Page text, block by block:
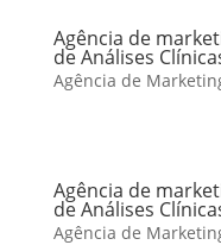
Agência de
de Análises
Agência de
Agência de
de Análises
Agência de